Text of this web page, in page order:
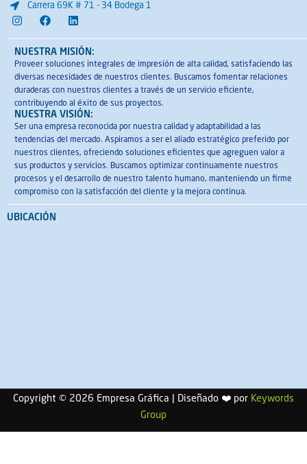
Carrera 69K # 71 - 34 Bodega 1
I
n
s
t
a
g
r
a
m
F
a
c
e
b
o
o
k
L
i
n
k
e
d
i
n
NUESTRA MISIÓN:
Proveer soluciones integrales de impresión de alta calidad, satisfaciendo las
diversas necesidades de nuestros clientes. Buscamos fomentar relaciones
duraderas con nuestros clientes a través de un servicio eficiente,
contribuyendo al éxito de sus proyectos.
NUESTRA VISIÓN:
Ser una empresa reconocida por nuestra calidad y adaptabilidad a las
tendencias del mercado. Aspiramos a ser el aliado estratégico preferido por
nuestros clientes, ofreciendo soluciones eficientes que agreguen valor a
sus productos y servicios. Buscamos optimizar continuamente nuestros
procesos y el desarrollo de nuestro talento humano, manteniendo un firme
compromiso con la satisfacción del cliente y la mejora continua.
UBICACIÓN
Copyright © 2026 Empresa Gráfica | Diseñado ❤️ por Keywords
Group